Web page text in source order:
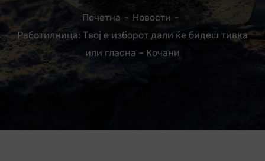
Почетна
Новости
Работилница: Твој е изборот дали ќе бидеш тивка
или гласна – Кочани